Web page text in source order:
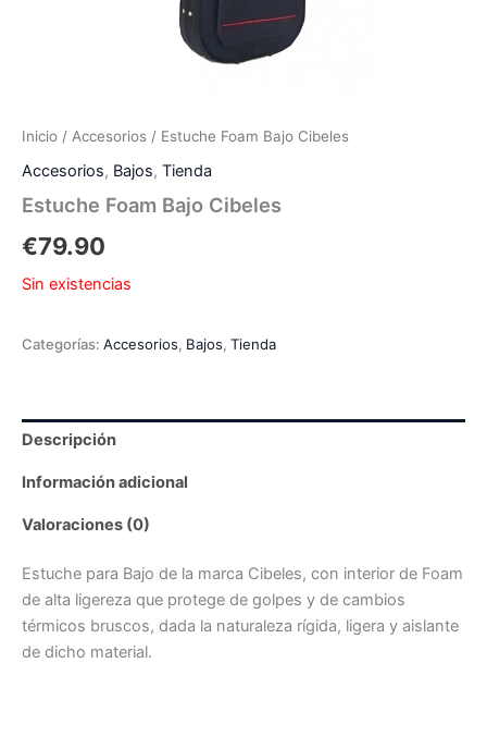
Inicio / Accesorios / Estuche Foam Bajo Cibeles
Accesorios, Bajos, Tienda
Estuche Foam Bajo Cibeles
€79.90
Sin existencias
Categorías: Accesorios, Bajos, Tienda
Descripción
Información adicional
Valoraciones (0)
Estuche para Bajo de la marca Cibeles, con interior de Foam
de alta ligereza que protege de golpes y de cambios
térmicos bruscos, dada la naturaleza rígida, ligera y aislante
de dicho material.